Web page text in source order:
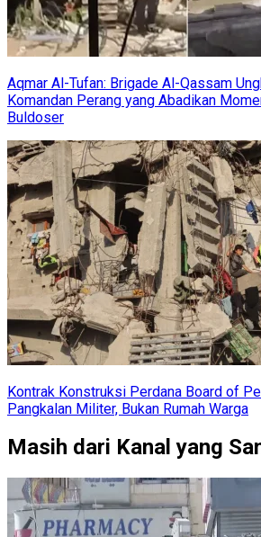
Aqmar Al-Tufan: Brigade Al-Qassam
Komandan Perang yang Abadikan
Buldoser
Kontrak Konstruksi Perdana Board of
Pangkalan Militer, Bukan Rumah Warga
Masih dari Kanal yang